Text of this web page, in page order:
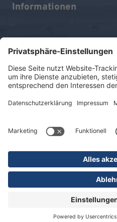
Informationen
Impressum
Datenschutz
Sitemap
© 2026 KLINIKEN DR. ERLER